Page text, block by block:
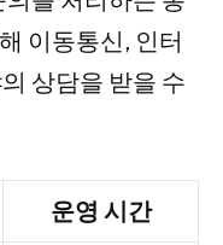
이동통신, 인터
상담을 받을 수
운영 시간